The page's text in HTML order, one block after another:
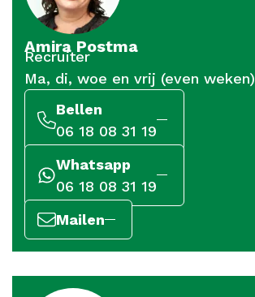
Amira Postma
Recruiter
Ma, di, woe en vrij (even weken)
Bellen
06 18 08 31 19
Whatsapp
06 18 08 31 19
Mailen